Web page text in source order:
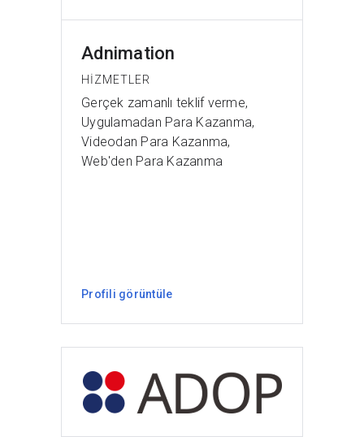
Adnimation
HIZMETLER
Gerçek zamanlı teklif verme,
Uygulamadan Para Kazanma,
Videodan Para Kazanma,
Web'den Para Kazanma
Profili görüntüle